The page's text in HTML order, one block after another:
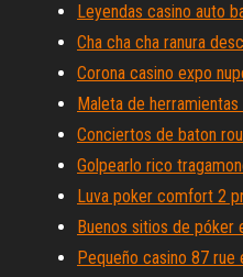
Leyendas casino auto
Cha cha cha ranura
Corona casino expo
Maleta de
Conciertos de baton
Golpearlo rico
Luva poker comfort 2
Buenos sitios de póker
Pequeño casino 87 rue